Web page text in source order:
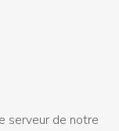
serveur de notre